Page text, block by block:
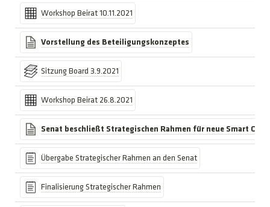
Workshop Beirat 10.11.2021
Vorstellung des Beteiligungskonzeptes
Sitzung Board 3.9.2021
Workshop Beirat 26.8.2021
Senat beschließt Strategischen Rahmen für neue Smart
Übergabe Strategischer Rahmen an den Senat
Finalisierung Strategischer Rahmen